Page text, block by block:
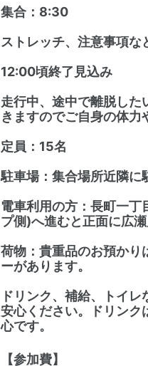
集合：8:30
ストレッチ、注意事項な
12:00頃終了見込み
走行中、途中で離脱した
きますのでご自身の体力
定員：15名
駐車場：集合場所近隣に
電車利用の方：長町一丁
プ側)へ進むと正面に広
荷物：貴重品のお預かり
ーがあります。
ドリンク、補給、トイ
安心ください。ドリンク
心です。
【参加費】